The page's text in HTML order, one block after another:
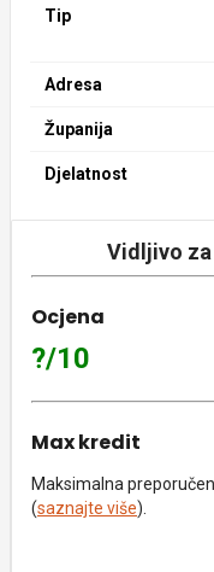
Tip
Adresa
Županija
Djelatnost
Vidljivo
Ocjena
?/10
Max kredit
Maksimalna
(saznajte više).